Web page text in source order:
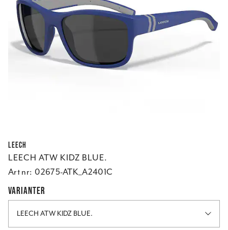
Leech
LEECH ATW KIDZ BLUE.
Art nr: 02675-ATK_A2401C
VARIANTER
LEECH ATW KIDZ BLUE.